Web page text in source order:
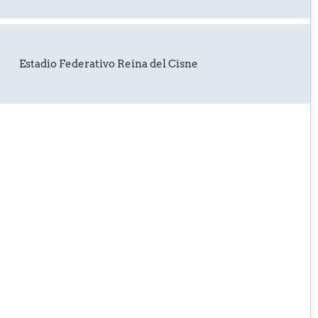
Estadio Federativo Reina del Cisne